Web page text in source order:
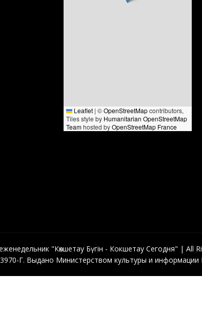
Leaflet | ©OpenStreetMapcontributors,
Tiles style by Humanitarian OpenStreetMap
Teamhosted byOpenStreetMap France
"Көкшетау Бүгін - Кокшетау Сегодня" | All
Г. Выдано Министерством культуры и информации